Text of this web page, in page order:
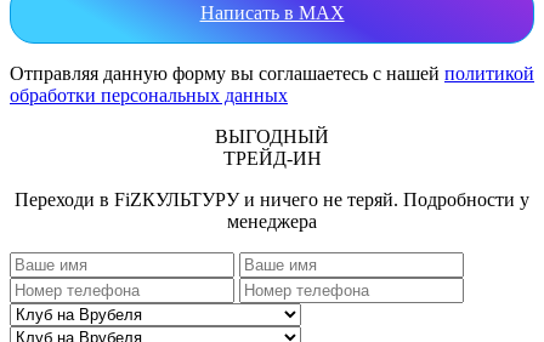
Написать в MAX
Отправляя данную форму вы соглашаетесь с нашей политикой
обработки персональных данных
ВЫГОДНЫЙ
ТРЕЙД-ИН
Переходи в FiZКУЛЬТУРУ и ничего не теряй. Подробности у
менеджера